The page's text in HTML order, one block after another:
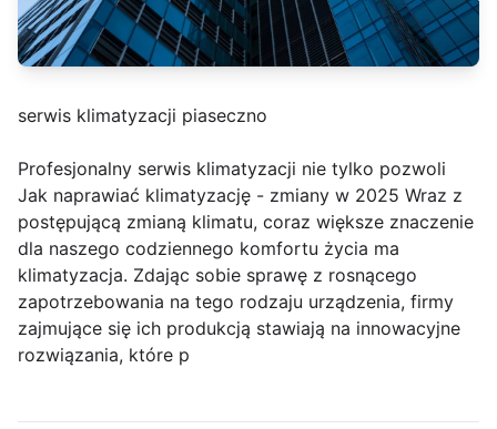
serwis klimatyzacji piaseczno
Profesjonalny serwis klimatyzacji nie tylko pozwoli
Jak naprawiać klimatyzację - zmiany w 2025 Wraz z
postępującą zmianą klimatu, coraz większe znaczenie
dla naszego codziennego komfortu życia ma
klimatyzacja. Zdając sobie sprawę z rosnącego
zapotrzebowania na tego rodzaju urządzenia, firmy
zajmujące się ich produkcją stawiają na innowacyjne
rozwiązania, które p